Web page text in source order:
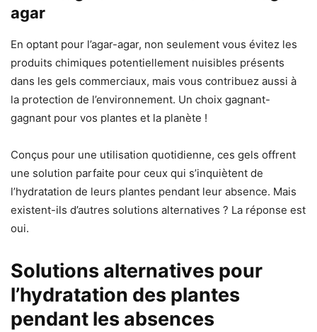
agar
En optant pour l’agar-agar, non seulement vous évitez les
produits chimiques potentiellement nuisibles présents
dans les gels commerciaux, mais vous contribuez aussi à
la protection de l’environnement. Un choix gagnant-
gagnant pour vos plantes et la planète !
Conçus pour une utilisation quotidienne, ces gels offrent
une solution parfaite pour ceux qui s’inquiètent de
l’hydratation de leurs plantes pendant leur absence. Mais
existent-ils d’autres solutions alternatives ? La réponse est
oui.
Solutions alternatives pour
l’hydratation des plantes
pendant les absences